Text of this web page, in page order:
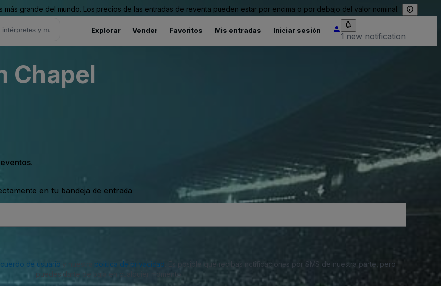
grande del mundo. Los precios de las entradas de reventa pueden estar por encima o por debajo del valor nominal.
Explorar Vender Favoritos Mis entradas Iniciar sesión
1 new notification
Chapel
en tu bandeja de entrada
de usuario política de privacidad
. Es posible que recibas notificaciones por SMS de nuestra parte, pero
puedes darte de baja en cualquier momento.